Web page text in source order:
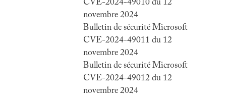
CVE-2024-49010 du 12
novembre 2024
Bulletin de sécurité Microsoft
CVE-2024-49011 du 12
novembre 2024
Bulletin de sécurité Microsoft
CVE-2024-49012 du 12
novembre 2024